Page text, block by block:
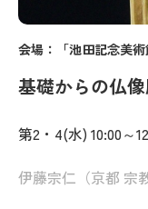
会場：「池田記念美
基礎からの仏像
第2・4(水) 10:00～
伊藤宗仁（京都 宗